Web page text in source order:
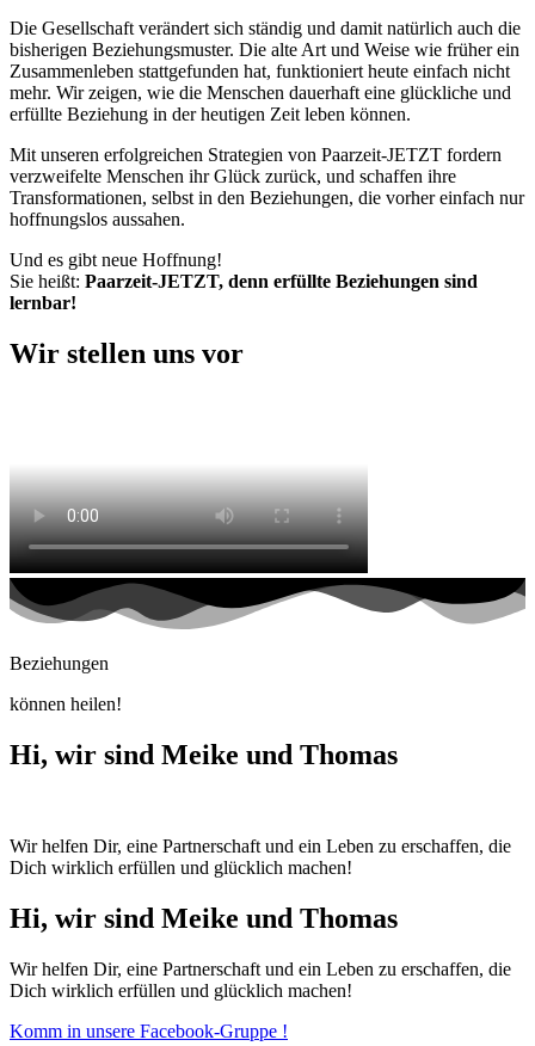
Die Gesellschaft verändert sich ständig und damit natürlich auch die
bisherigen Beziehungsmuster. Die alte Art und Weise wie früher ein
Zusammenleben stattgefunden hat, funktioniert heute einfach nicht
mehr. Wir zeigen, wie die Menschen dauerhaft eine glückliche und
erfüllte Beziehung in der heutigen Zeit leben können.
Mit unseren erfolgreichen Strategien von Paarzeit-JETZT fordern
verzweifelte Menschen ihr Glück zurück, und schaffen ihre
Transformationen, selbst in den Beziehungen, die vorher einfach nur
hoffnungslos aussahen.
Und es gibt neue Hoffnung!
Sie heißt: Paarzeit-JETZT, denn erfüllte Beziehungen sind
lernbar!
Wir stellen uns vor
Beziehungen
können heilen!
Hi, wir sind Meike und Thomas
Wir helfen Dir, eine Partnerschaft und ein Leben zu erschaffen, die
Dich wirklich erfüllen und glücklich machen!
Hi, wir sind Meike und Thomas
Wir helfen Dir, eine Partnerschaft und ein Leben zu erschaffen, die
Dich wirklich erfüllen und glücklich machen!
Komm in unsere Facebook-Gruppe !